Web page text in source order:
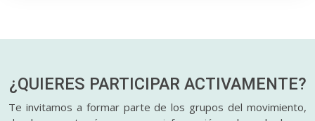
¿QUIERES PARTICIPAR ACTIVAMENTE?
Te invitamos a formar parte de los grupos del movimiento,